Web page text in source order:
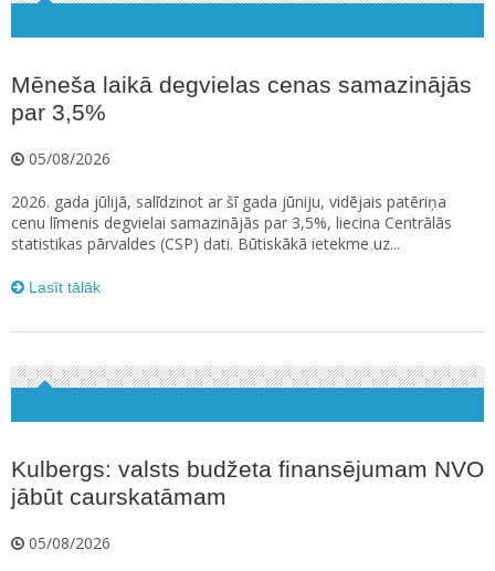
Mēneša laikā degvielas cenas samazinājās
par 3,5%
05/08/2026
2026. gada jūlijā, salīdzinot ar šī gada jūniju, vidējais patēriņa
cenu līmenis degvielai samazinājās par 3,5%, liecina Centrālās
statistikas pārvaldes (CSP) dati. Būtiskākā ietekme uz...
Lasīt tālāk
Kulbergs: valsts budžeta finansējumam NVO
jābūt caurskatāmam
05/08/2026